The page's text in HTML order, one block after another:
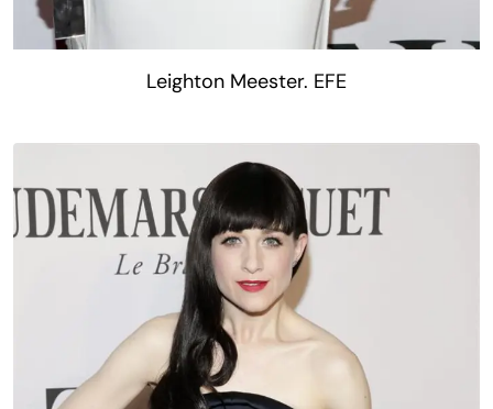
Leighton Meester. EFE